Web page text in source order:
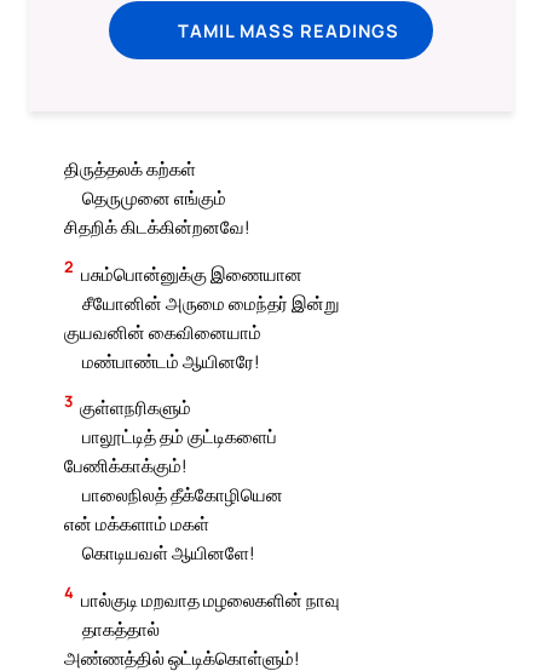
TAMIL MASS READINGS
திருத்தலக் கற்கள்
தெருமுனை எங்கும்
சிதறிக் கிடக்கின்றனவே!
2 பசும்பொன்னுக்கு இணையான
சீயோனின் அருமை மைந்தர் இன்று
குயவனின் கைவினையாம்
மண்பாண்டம் ஆயினரே!
3 குள்ளநரிகளும்
பாலூட்டித் தம் குட்டிகளைப்
பேணிக்காக்கும்!
பாலைநிலத் தீக்கோழியென
என் மக்களாம் மகள்
கொடியவள் ஆயினளே!
4 பால்குடி மறவாத மழலைகளின் நாவு
தாகத்தால்
அண்ணத்தில் ஒட்டிக்கொள்ளும்!